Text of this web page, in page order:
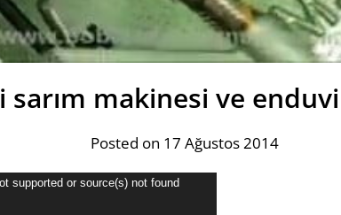
sarım makinesi ve enduvi
Posted on 17 Ağustos 2014
supported or source(s) not found